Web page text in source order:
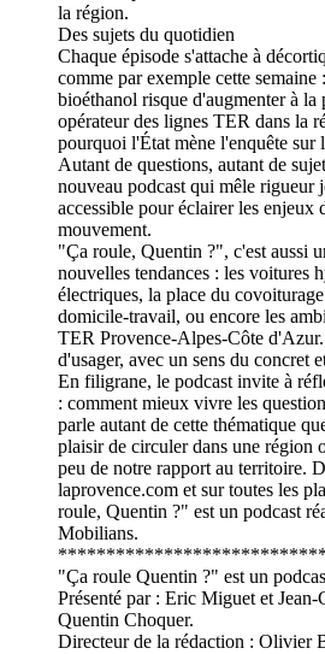
la région.
Des sujets du quotidien
Chaque épisode s'attache à
comme par exemple cette
bioéthanol risque d'augmenter à
opérateur des lignes TER dans la
pourquoi l'État mène l'enquête sur
Autant de questions, autant de
nouveau podcast qui mêle rigueur
accessible pour éclairer les enjeux
mouvement.
"Ça roule, Quentin ?", c'est aussi
nouvelles tendances : les voitures
électriques, la place du
domicile-travail, ou encore les
TER Provence-Alpes-Côte
d'usager, avec un sens du concret
En filigrane, le podcast invite à
: comment mieux vivre les
parle autant de cette thématique
plaisir de circuler dans une région
peu de notre rapport au territoire.
laprovence.com et sur toutes les
roule, Quentin ?" est un podcast
Mobilians.
"Ça roule Quentin ?" est un
Présenté par : Eric Miguet et
Quentin Choquer.
Directeur de la rédaction : Olivier